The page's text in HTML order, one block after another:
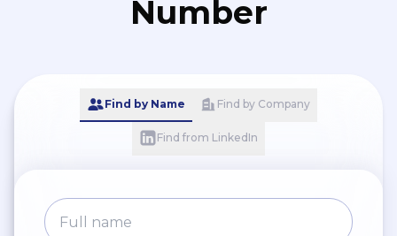
Number
Find by Name Find by Company
Find from LinkedIn